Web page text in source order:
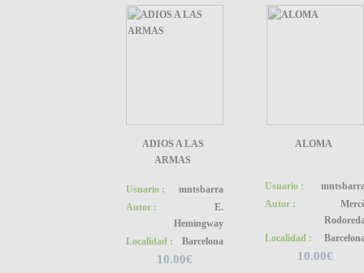
ADIOS A LAS
ARMAS
Usuario :
mntsbarra
Autor :
E.
Hemingway
Localidad :
Barcelona
10.00€
ALOMA
Usuario :
Autor :
Localidad :
10.00€